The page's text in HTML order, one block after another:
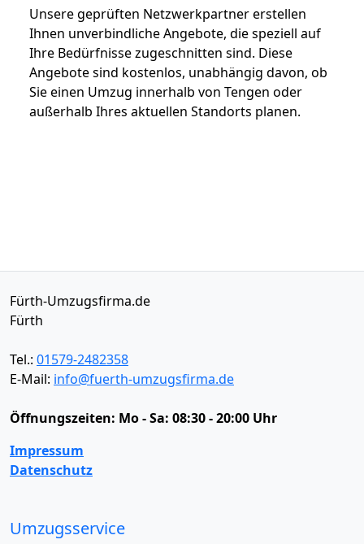
Unsere geprüften Netzwerkpartner erstellen
Ihnen unverbindliche Angebote, die speziell auf
Ihre Bedürfnisse zugeschnitten sind. Diese
Angebote sind kostenlos, unabhängig davon, ob
Sie einen Umzug innerhalb von Tengen oder
außerhalb Ihres aktuellen Standorts planen.
Fürth-Umzugsfirma.de
Fürth
Tel.: 01579-2482358
E-Mail: info@fuerth-umzugsfirma.de
Öffnungszeiten: Mo - Sa: 08:30 - 20:00 Uhr
Impressum
Datenschutz
Umzugsservice